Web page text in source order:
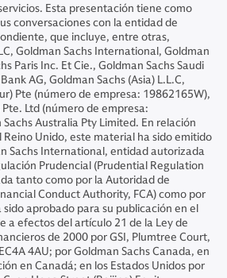
Esta presentación tiene como
conversaciones con la entidad de
que incluye, entre otras,
Goldman Sachs International, Goldman
Paris Inc. Et Cie., Goldman Sachs Saudi
AG, Goldman Sachs (Asia) L.L.C,
Pte (número de empresa: 19862165W),
Ltd (número de empresa:
Australia Pty Limited. En relación
Reino Unido, este material ha sido emitido
Sachs International, entidad autorizada
Prudencial (Prudential Regulation
tanto como por la Autoridad de
Conduct Authority, FCA) como por
sido aprobado para su publicación en el
a efectos del artículo 21 de la Ley de
de 2000 por GSI, Plumtree Court,
4AU; por Goldman Sachs Canada, en
en Canadá; en los Estados Unidos por